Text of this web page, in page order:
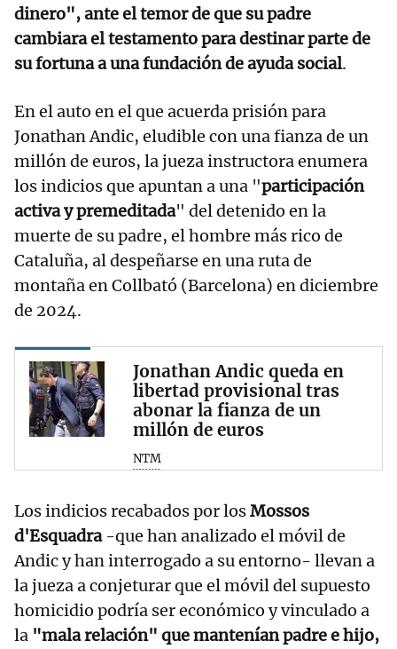
dinero", ante el temor de que su padre
cambiara el testamento para destinar parte de
su fortuna a una fundación de ayuda social.
En el auto en el que acuerda prisión para
Jonathan Andic, eludible con una fianza de un
millón de euros, la jueza instructora enumera
los indicios que apuntan a una "participación
activa y premeditada" del detenido en la
muerte de su padre, el hombre más rico de
Cataluña, al despeñarse en una ruta de
montaña en Collbató (Barcelona) en diciembre
de 2024.
Jonathan Andic queda en
libertad provisional tras
abonar la fianza de un
millón de euros
NTM
Los indicios recabados por losMossos
d'Esquadra-que han analizado el móvil de
Andic y han interrogado a su entorno- llevan a
la jueza a conjeturar que el móvil del supuesto
homicidio podría ser económico y vinculado a
la "mala relación" que mantenían padre e hijo,